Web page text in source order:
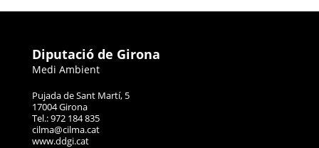
Diputació de Girona
Medi Ambient
Pujada de Sant Martí, 5
17004 Girona
Tel.: 972 184 835
cilma@cilma.cat
www.ddgi.cat